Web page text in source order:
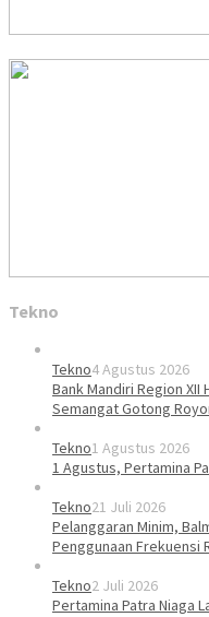
Tekno
Tekno4 Agustus 2026
Bank Mandiri Region XII
Semangat Gotong
Tekno1 Agustus 2026
1 Agustus, Pertamina
Tekno21 Juli 2026
Pelanggaran Minim,
Penggunaan Frekuensi
Tekno2 Juli 2026
Pertamina Patra Niaga